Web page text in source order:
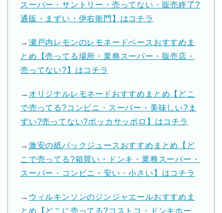
スーパー・サントリー・売ってない・販売終了?
通販・まずい・伊右衛門】はコチラ
→ 瀬戸内レモンのレモネードベースおすすめま
とめ【売ってる場所・業務スーパー・販売店・
売ってない?】はコチラ
→ オリジナルレモネードおすすめまとめ【どこ
で売ってる?コンビニ・スーパー・美味しい?ま
ずい?売ってない?ポッカサッポロ】はコチラ
→ 激安の紙パックジュースおすすめまとめ【ど
こで売ってる?箱買い・ドンキ・業務スーパー・
スーパー・コンビニ・安い・小さい】はコチラ
→ ウィルキンソンのジンジャエールおすすめま
とめ【どこに売ってる?コストコ・ドンキホー